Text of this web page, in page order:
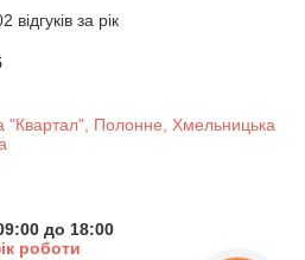
за рік
"Квартал", Полонне, Хмельницька
до 18:00
роботи